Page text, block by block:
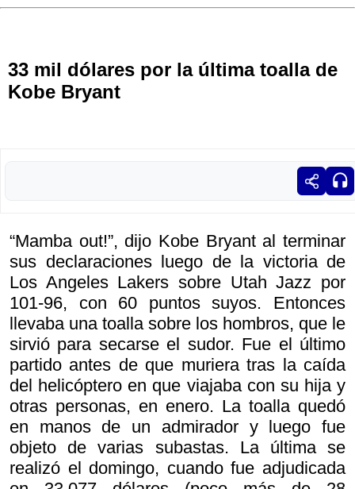
33 mil dólares por la última toalla de
Kobe Bryant
“Mamba out!”, dijo Kobe Bryant al terminar
sus declaraciones luego de la victoria de
Los Angeles Lakers sobre Utah Jazz por
101-96, con 60 puntos suyos. Entonces
llevaba una toalla sobre los hombros, que le
sirvió para secarse el sudor. Fue el último
partido antes de que muriera tras la caída
del helicóptero en que viajaba con su hija y
otras personas, en enero. La toalla quedó
en manos de un admirador y luego fue
objeto de varias subastas. La última se
realizó el domingo, cuando fue adjudicada